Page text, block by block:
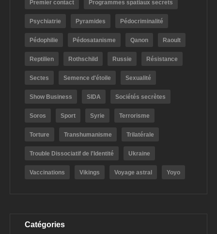
Premier contact Programmes spatiaux secrets
Psychiatrie Pyramides Pédocriminalité
Pédophilie Pédosatanisme Qanon Raoult
Reptilien Rothschild Russie Résistance
Sectes Semence d'étoile Sexualité
Show Business SIDA Sociétés secrètes
Soros Sport Syrie Terrorisme
Torture Transhumanisme Trilatérale
Trouble Dissociatif de l'Identité Ukraine
Vaccinations Vikings Voyage astral Yoyo
Catégories